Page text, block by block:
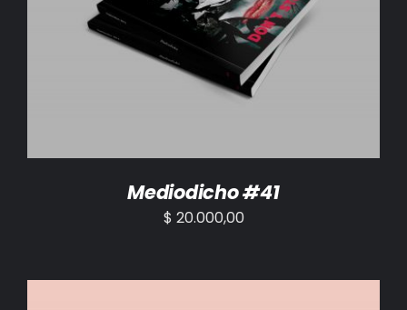
AÑADIR AL CARRITO / DETALLES
Mediodicho #41
$ 20.000,00